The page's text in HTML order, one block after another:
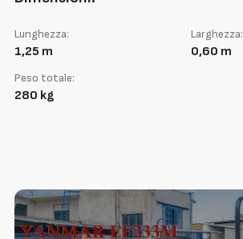
Lunghezza:
1,25 m
Larghezza:
0,60 m
Peso totale:
280 kg